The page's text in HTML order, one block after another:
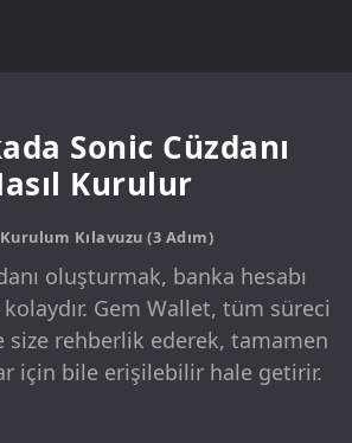
Sonic Cüzdanı
Kurulur
Kurulum Kılavuzu (3 Adım)
oluşturmak, banka hesabı
Gem Wallet, tüm süreci
size rehberlik ederek, tamamen
için bile erişilebilir hale getirir.